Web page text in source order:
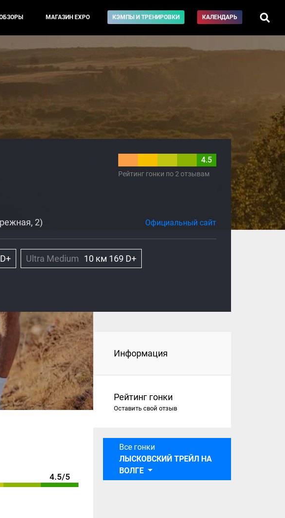
МАГАЗИН EXPO КЭМПЫ И ТРЕНИРОВКИ КАЛЕНДАРЬ
4.5
Рейтинг гонки по 2 отзывам
2) Официальный сайт
Ultra Medium 10 км 169 D+
4.5/5
Информация
Рейтинг гонки
Оставить свой отзыв
Все гонки
ЛЫСКОВСКИЙ ТРЕЙЛ НА
ВОЛГЕ